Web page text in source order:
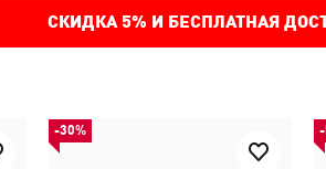
СКИДКА 5% И БЕСПЛАТНАЯ
-30%